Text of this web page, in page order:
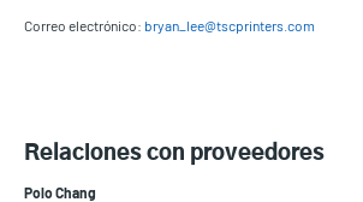
Correo electrónico: bryan_lee@tscprinters.com
Relaciones con proveedores
Polo Chang